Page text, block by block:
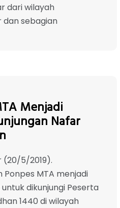
dari wilayah
dan sebagian
Menjadi
Nafar
(20/5/2019).
Ponpes MTA menjadi
dikunjungi Peserta
1440 di wilayah